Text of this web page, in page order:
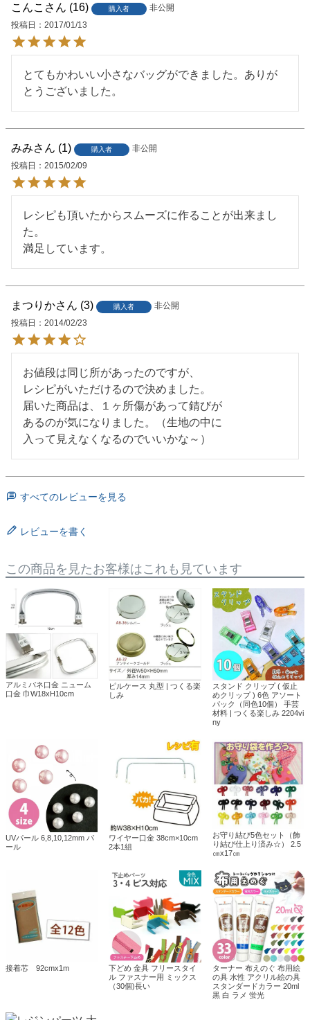
こんこ 16 購入者
非公開
投稿日
2017/01/13
とてもかわいい小さなバッグができました。ありが
とうございました。
みみ 1 購入者
非公開
投稿日
2015/02/09
レシピも頂いたからスムーズに作ることが出来まし
た。
満足しています。
まつりか 3 購入者
非公開
投稿日
2014/02/23
お値段は同じ所があったのですが、
レシピがいただけるので決めました。
届いた商品は、１ヶ所傷があって錆びが
あるのが気になりました。（生地の中に
入って見えなくなるのでいいかな～）
すべてのレビューを見る
レビューを書く
この商品を見たお客様はこれも見ています
アルミバネ口金 ニューム
口金 巾W18xH10cm
ピルケース 丸型 | つくる楽
しみ
スタンド クリップ ( 仮止
めクリップ ) 6色 アソート
パック（同色10個） 手芸
材料 | つくる楽しみ 2204vi
ny
UVパール 6,8,10,12mm パ
ール
ワイヤー口金 38cm×10cm
2本1組
お守り結び5色セット（飾
り結び仕上り済み☆） 2.5
㎝x17㎝
接着芯 92cmx1m
下どめ 金具 フリースタイ
ル ファスナー用 ミックス
（30個)長い
ターナー 布えのぐ 布用絵
の具 水性 アクリル絵の具
スタンダードカラー 20ml
黒 白 ラメ 蛍光